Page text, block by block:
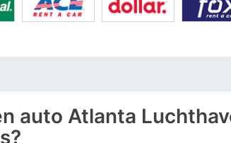
auto Atlanta